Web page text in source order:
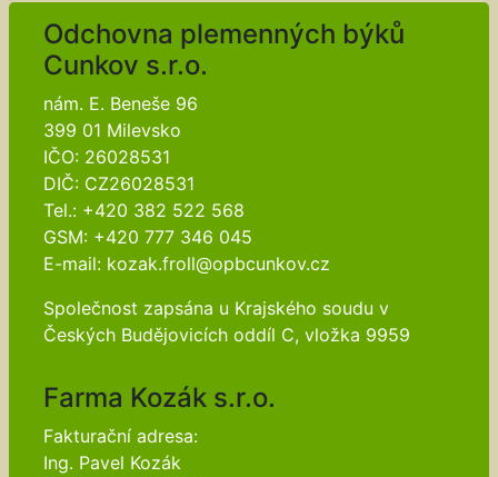
Odchovna plemenných býků
Cunkov s.r.o.
nám. E. Beneše 96
399 01 Milevsko
IČO: 26028531
DIČ: CZ26028531
Tel.: +420 382 522 568
GSM: +420 777 346 045
E-mail: kozak.froll@opbcunkov.cz
Společnost zapsána u Krajského soudu v
Českých Budějovicích oddíl C, vložka 9959
Farma Kozák s.r.o.
Fakturační adresa:
Ing. Pavel Kozák